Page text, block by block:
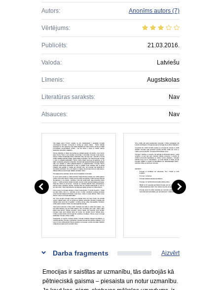
Autors: Anonīms autors (7)
Vērtējums:
Publicēts: 21.03.2016.
Valoda: Latviešu
Līmenis: Augstskolas
Literatūras saraksts: Nav
Atsauces: Nav
Darba fragments Aizvērt
Emocijas ir saistītas ar uzmanību, tās darbojās kā
pētnieciskā gaisma – piesaista un notur uzmanību.